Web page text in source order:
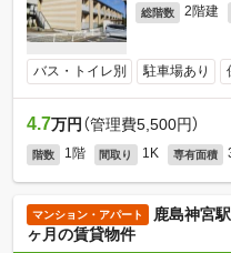
総階数 2階建
バス・トイレ別 駐車場あり
4.7万円 （管理費5,500円）
階数 1階 間取り 1K 専有面積
マンション・アパート
鹿島神宮
ヶ月の賃貸物件